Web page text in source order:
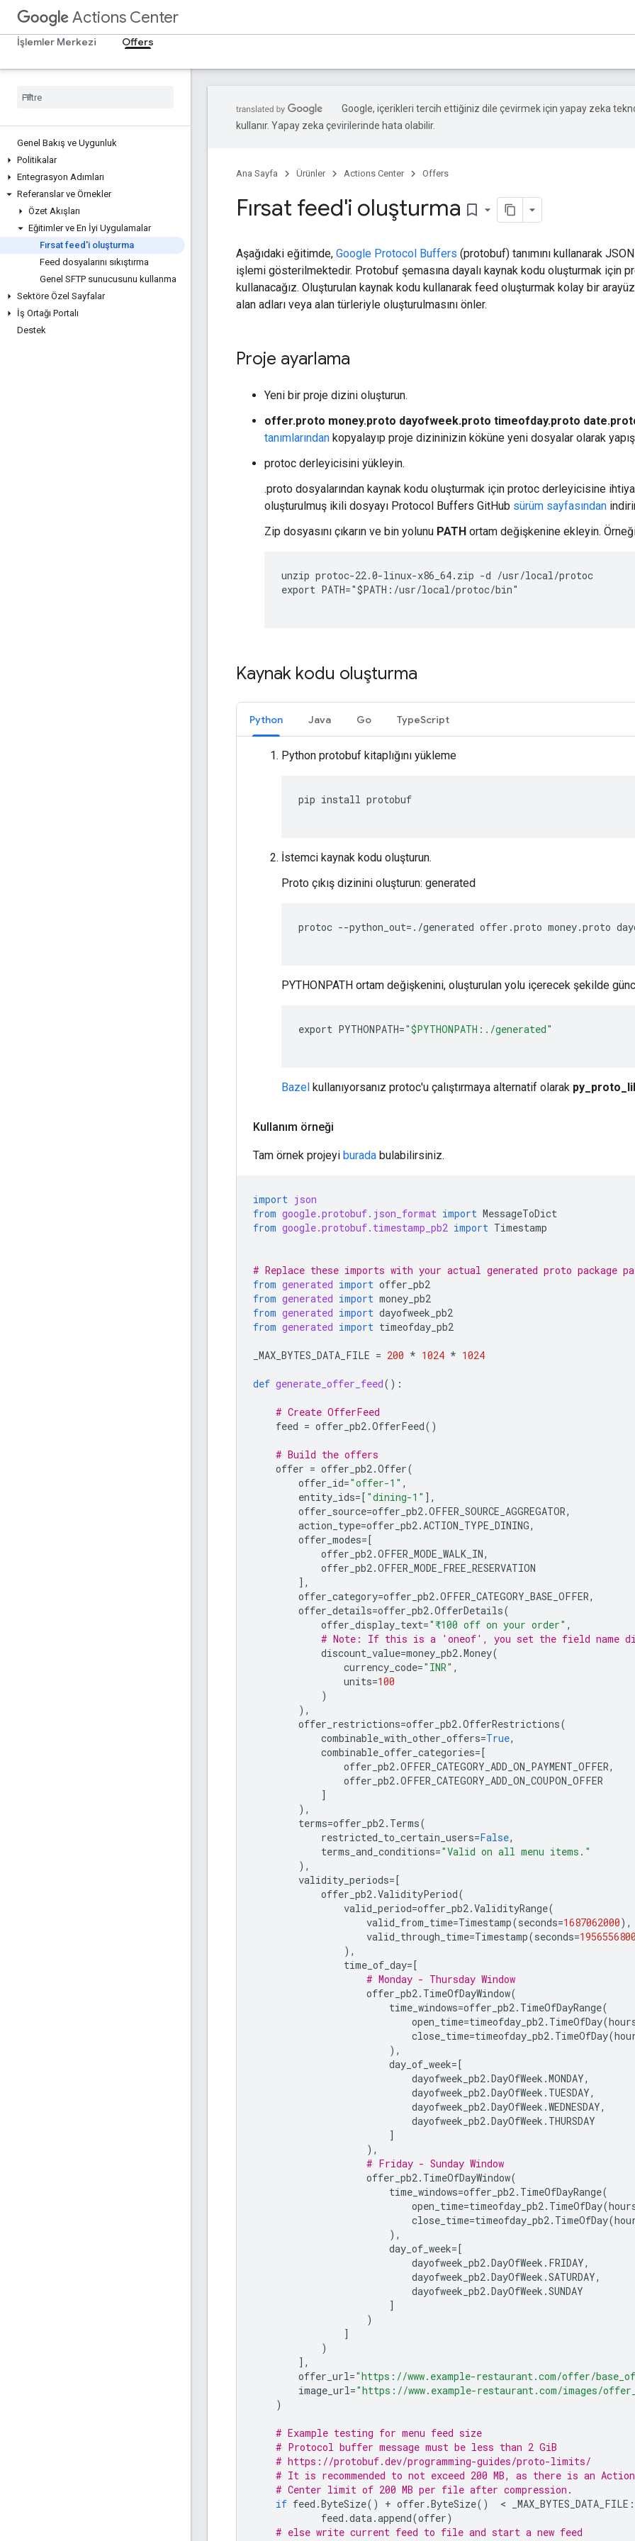
Actions Center
İşlemler Merkezi
Offers
Genel Bakış ve Uygunluk
Politikalar
Entegrasyon Adımları
Referanslar ve Örnekler
Özet Akışları
Eğitimler ve En İyi Uygulamalar
Fırsat feed'i oluşturma
Feed dosyalarını sıkıştırma
Genel SFTP sunucusunu kullanma
Sektöre Özel Sayfalar
İş Ortağı Portalı
Destek
Google, içerikleri tercih ettiğiniz dile çevirmek için yapay zeka
kullanır. Yapay zeka çevirilerinde hata olabilir.
Ana Sayfa Ürünler Actions Center Offers
Fırsat feed'i oluşturma bookmark_border
Aşağıdaki eğitimde, Google Protocol Buffers (protobuf) tanımını kullanarak
işlemi gösterilmektedir. Protobuf şemasına dayalı kaynak kodu oluşturmak için
kullanacağız. Oluşturulan kaynak kodu kullanarak feed oluşturmak kolay bir
alan adları veya alan türleriyle oluşturulmasını önler.
Proje ayarlama
Yeni bir proje dizini oluşturun.
offer.proto money.proto dayofweek.proto timeofday.proto
tanımlarından kopyalayıp proje dizininizin köküne yeni dosyalar olarak
protoc derleyicisini yükleyin.
.proto dosyalarından kaynak kodu oluşturmak için protoc derleyicisine
oluşturulmuş ikili dosyayı Protocol Buffers GitHub sürüm sayfasından
Zip dosyasını çıkarın ve bin yolunu PATH ortam değişkenine ekleyin.
unzip protoc-22.0-linux-x86_64.zip -d /usr/local/protoc
export PATH="$PATH:/usr/local/protoc/bin"
Kaynak kodu oluşturma
Python Java Go TypeScript
Python protobuf kitaplığını yükleme
pip install protobuf
İstemci kaynak kodu oluşturun.
Proto çıkış dizinini oluşturun: generated
protoc --python_out=./generated offer .proto money.proto
PYTHONPATH ortam değişkenini, oluşturulan yolu içerecek şekilde
export PYTHONPATH="$PYTHONPATH:./generated"
Bazel kullanıyorsanız protoc'u çalıştırmaya alternatif olarak
Kullanım örneği
Tam örnek projeyi burada bulabilirsiniz.
import json
from google.protobuf.json_format import MessageToDict
from google.protobuf.timestamp_pb2 import Timestamp
# Replace these imports with your actual generated proto package
from generated import offer_pb2
from generated import money_pb2
from generated import dayofweek_pb2
from generated import timeofday_pb2
_MAX_BYTES_DATA_FILE = 200 * 1024 * 1024
def generate_offer_feed():
# Create OfferFeed
feed = offer_pb2.OfferFeed()
# Build the offers
offer = offer_pb2.Offer(
offer_id="offer-1" ,
entity_ids=[ "dining-1" ],
offer_source=offer_pb2.OFFER_SOURCE_AGGREGATOR,
action_type=offer_pb2.ACTION_TYPE_DINING,
offer_modes=[
offer_pb2.OFFER_MODE_WALK_IN,
offer_pb2.OFFER_MODE_FREE_RESERVATION
],
offer_category=offer_pb2.OFFER_CATEGORY_BASE_OFFER,
offer_details=offer_pb2.OfferDetails(
offer_display_text="₹100 off on your order" ,
# Note: If this is a 'oneof', you set the field name
discount_value=money_pb2.Money(
currency_code="INR" ,
units=100
)
),
offer_restrictions=offer_pb2.OfferRestrictions(
combinable_with_other_offers=True,
combinable_offer_categories=[
offer_pb2.OFFER_CATEGORY_ADD_ON_PAYMENT_OFFER,
offer_pb2.OFFER_CATEGORY_ADD_ON_COUPON_OFFER
]
),
terms=offer_pb2. Terms(
restricted_to_certain_users=False,
terms_and_conditions="Valid on all menu items."
),
validity_periods=[
offer_pb2.ValidityPeriod(
valid_period=offer_pb2.ValidityRange(
valid_from_time=Timestamp(seconds=1687062000),
valid_through_time=Timestamp(seconds=1956556800
),
time_of_day=[
# Monday - Thursday Window
offer_pb2. TimeOfDayWindow(
time_windows=offer_pb2. TimeOfDayRange(
open_time=timeofday_pb2. TimeOfDay(
close_time=timeofday_pb2. TimeOfDay(
),
day_of_week=[
dayofweek_pb2.DayOfWeek .MONDAY,
dayofweek_pb2.DayOfWeek . TUESDAY,
dayofweek_pb2.DayOfWeek .WEDNESDAY,
dayofweek_pb2.DayOfWeek . THURSDAY
]
),
# Friday - Sunday Window
offer_pb2. TimeOfDayWindow(
time_windows=offer_pb2. TimeOfDayRange(
open_time=timeofday_pb2. TimeOfDay(
close_time=timeofday_pb2. TimeOfDay(
),
day_of_week=[
dayofweek_pb2.DayOfWeek . FRIDAY,
dayofweek_pb2.DayOfWeek .SATURDAY,
dayofweek_pb2.DayOfWeek .SUNDAY
]
)
]
)
],
offer_url="https://www.example-restaurant.com/offer/
image_url="https://www.example-restaurant.com/images/
)
# Example testing for menu feed size
# Protocol buffer message must be less than 2 GiB
# https://protobuf.dev/programming-guides/proto-limits/
# It is recommended to not exceed 200 MB, as there is an
# Center limit of 200 MB per file after compression.
if feed .ByteSize() + offer .ByteSize()
  <
_MAX_BYTES_DATA_FILE :
feed .data.append(offer)
# else write current feed to file and start a new feed